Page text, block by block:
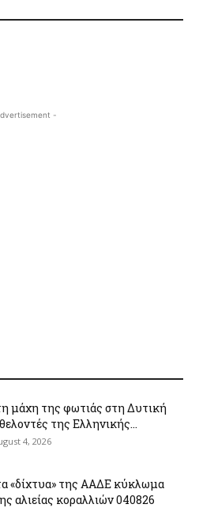
-
μάχη της φωτιάς στη Δυτική
της Ελληνικής...
4, 2026
«δίχτυα» της ΑΑΔΕ κύκλωμα
αλιείας κοραλλιών 040826